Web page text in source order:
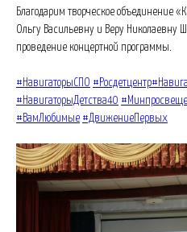
Благодарим творческое объединение
Ольгу Васильевну и Веру Николаевну
проведение концертной программы.
#НавигаторыСПО #Росдетцентр
#НавигаторыДетства40
#ВамЛюбимые #ДвижениеПервых